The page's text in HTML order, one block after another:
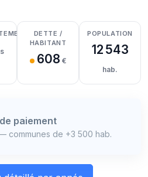
DETTE /
HABITANT
608 €
POPULATION
12 543
hab.
paiement
communes de +3 500 hab.